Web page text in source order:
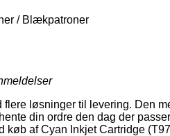
/ Blækpatroner
flere løsninger til levering. Den
din ordre den dag der
køb af Cyan Inkjet Cartridge